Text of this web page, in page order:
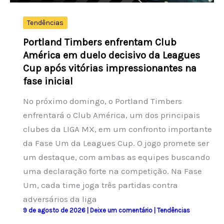
relação
a
2025
Tendências
Portland Timbers enfrentam Club
América em duelo decisivo da Leagues
Cup após vitórias impressionantes na
fase inicial
No próximo domingo, o Portland Timbers
enfrentará o Club América, um dos principais
clubes da LIGA MX, em um confronto importante
da Fase Um da Leagues Cup. O jogo promete ser
um destaque, com ambas as equipes buscando
uma declaração forte na competição. Na Fase
Um, cada time joga três partidas contra
adversários da liga
9 de agosto de 2026 Deixe um comentário Tendências